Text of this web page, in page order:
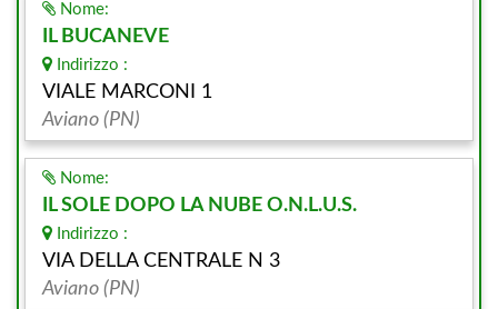
Nome:
IL BUCANEVE
Indirizzo :
VIALE MARCONI 1
Aviano (PN)
Nome:
IL SOLE DOPO LA NUBE O.N.L.U.S.
Indirizzo :
VIA DELLA CENTRALE N 3
Aviano (PN)